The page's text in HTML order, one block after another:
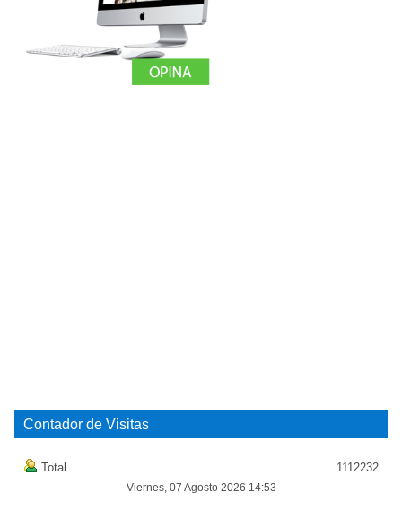
Contador de Visitas
Total 1112232
Viernes, 07 Agosto 2026 14:53